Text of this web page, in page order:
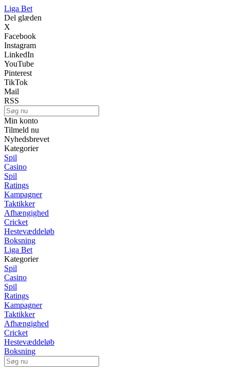
Liga Bet
Del glæden
X
Facebook
Instagram
LinkedIn
YouTube
Pinterest
TikTok
Mail
RSS
Min konto
Tilmeld nu
Nyhedsbrevet
Kategorier
Spil
Casino
Spil
Ratings
Kampagner
Taktikker
Afhængighed
Cricket
Hestevæddeløb
Boksning
Liga Bet
Kategorier
Spil
Casino
Spil
Ratings
Kampagner
Taktikker
Afhængighed
Cricket
Hestevæddeløb
Boksning